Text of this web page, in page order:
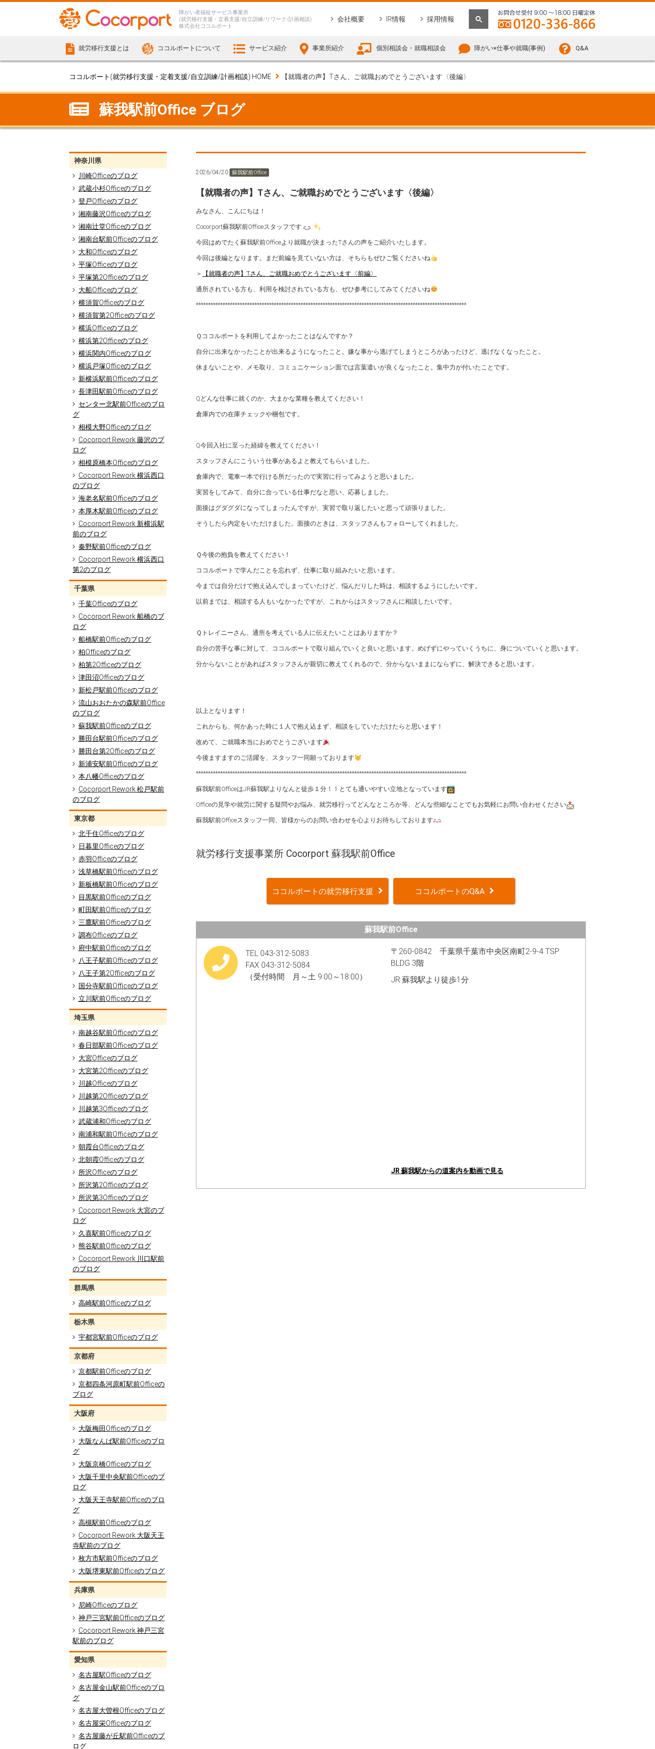
障がい者福祉サービス事業所
(就労移行支援・定着支援/自立訓練/リワーク/計画相談)
株式会社ココルポート
会社概要 IR情報 採用情報
就労移行支援とは ココルポートについて サービス紹介 事業所紹介 個別相談会・就職相談会 障がい×仕事や就職(事例) Q&A
ココルポート(就労移行支援・定着支援/自立訓練/計画相談) HOME 【就職者の声】Tさん、ご就職おめでとうございます〈後編〉
蘇我駅前Office ブログ
神奈川県
川崎Officeのブログ
武蔵小杉Officeのブログ
登戸Officeのブログ
湘南藤沢Officeのブログ
湘南辻堂Officeのブログ
湘南台駅前Officeのブログ
大和Officeのブログ
平塚Officeのブログ
平塚第2Officeのブログ
大船Officeのブログ
横須賀Officeのブログ
横須賀第2Officeのブログ
横浜Officeのブログ
横浜第2Officeのブログ
横浜関内Officeのブログ
横浜戸塚Officeのブログ
新横浜駅前Officeのブログ
長津田駅前Officeのブログ
センター北駅前Officeのブロ
グ
相模大野Officeのブログ
Cocorport Rework 藤沢のブ
ログ
相模原橋本Officeのブログ
Cocorport Rework 横浜西口
のブログ
海老名駅前Officeのブログ
本厚木駅前Officeのブログ
Cocorport Rework 新横浜駅
前のブログ
秦野駅前Officeのブログ
Cocorport Rework 横浜西口
第2のブログ
千葉県
千葉Officeのブログ
Cocorport Rework 船橋のブ
ログ
船橋駅前Officeのブログ
柏Officeのブログ
柏第2Officeのブログ
津田沼Officeのブログ
新松戸駅前Officeのブログ
流山おおたかの森駅前Office
のブログ
蘇我駅前Officeのブログ
勝田台駅前Officeのブログ
勝田台第2Officeのブログ
新浦安駅前Officeのブログ
本八幡Officeのブログ
Cocorport Rework 松戸駅前
のブログ
東京都
北千住Officeのブログ
日暮里Officeのブログ
赤羽Officeのブログ
浅草橋駅前Officeのブログ
新板橋駅前Officeのブログ
目黒駅前Officeのブログ
町田駅前Officeのブログ
三鷹駅前Officeのブログ
調布Officeのブログ
府中駅前Officeのブログ
八王子駅前Officeのブログ
八王子第2Officeのブログ
国分寺駅前Officeのブログ
立川駅前Officeのブログ
埼玉県
南越谷駅前Officeのブログ
春日部駅前Officeのブログ
大宮Officeのブログ
大宮第2Officeのブログ
川越Officeのブログ
川越第2Officeのブログ
川越第3Officeのブログ
武蔵浦和Officeのブログ
南浦和駅前Officeのブログ
朝霞台Officeのブログ
北朝霞Officeのブログ
所沢Officeのブログ
所沢第2Officeのブログ
所沢第3Officeのブログ
Cocorport Rework 大宮のブ
ログ
久喜駅前Officeのブログ
熊谷駅前Officeのブログ
Cocorport Rework 川口駅前
のブログ
群馬県
高崎駅前Officeのブログ
栃木県
宇都宮駅前Officeのブログ
京都府
京都駅前Officeのブログ
京都四条河原町駅前Officeの
ブログ
大阪府
大阪梅田Officeのブログ
大阪なんば駅前Officeのブロ
グ
大阪京橋Officeのブログ
大阪千里中央駅前Officeのブ
ログ
大阪天王寺駅前Officeのブロ
グ
高槻駅前Officeのブログ
Cocorport Rework 大阪天王
寺駅前のブログ
枚方市駅前Officeのブログ
大阪堺東駅前Officeのブログ
兵庫県
尼崎Officeのブログ
神戸三宮駅前Officeのブログ
Cocorport Rework 神戸三宮
駅前のブログ
愛知県
名古屋駅Officeのブログ
名古屋金山駅前Officeのブロ
グ
名古屋大曽根Officeのブログ
名古屋栄Officeのブログ
名古屋藤が丘駅前Officeのブ
ログ
2026/04/20 蘇我駅前Office
【就職者の声】Tさん、ご就職おめでとうございます〈後編〉
みなさん、こんにちは！
Cocorport蘇我駅前Officeスタッフです
今回はめでたく蘇我駅前Officeより就職が決まったTさんの声をご紹介いたします。
今回は後編となります。まだ前編を見ていない方は、そちらもぜひご覧くださいね
＞ 【就職者の声】Tさん、ご就職おめでとうございます〈前編〉
通所されている方も、利用を検討されている方も、ぜひ参考にしてみてくださいね
***************************************************************************************************************
Ｑココルポートを利用してよかったことはなんですか？
自分に出来なかったことが出来るようになったこと。嫌な事から逃げてしまうところがあったけど、逃げなくなったこと。
休まないことや、メモ取り、コミュニケーション面では言葉遣いが良くなったこと。集中力が付いたことです。
Qどんな仕事に就くのか、大まかな業種を教えてください！
倉庫内での在庫チェックや梱包です。
Q今回入社に至った経緯を教えてください！
スタッフさんにこういう仕事があるよと教えてもらいました。
倉庫内で、電車一本で行ける所だったので実習に行ってみようと思いました。
実習をしてみて、自分に合っている仕事だなと思い、応募しました。
面接はグダグダになってしまったんですが、実習で取り返したいと思って頑張りました。
そうしたら内定をいただけました。面接のときは、スタッフさんもフォローしてくれました。
Ｑ今後の抱負を教えてください！
ココルポートで学んだことを忘れず、仕事に取り組みたいと思います。
今までは自分だけで抱え込んでしまっていたけど、悩んだりした時は、相談するようにしたいです。
以前までは、相談する人もいなかったですが、これからはスタッフさんに相談したいです。
Ｑトレイニーさん、通所を考えている人に伝えたいことはありますか？
自分の苦手な事に対して、ココルポートで取り組んでいくと良いと思います。めげずにやっていくうちに、身についていくと思います。
分からないことがあればスタッフさんが親切に教えてくれるので、分からないままにならずに、解決できると思います。
以上となります！
これからも、何かあった時に１人で抱え込まず、相談をしていただけたらと思います！
改めて、ご就職本当におめでとうございます
今後ますますのご活躍を、スタッフ一同願っております
***************************************************************************************************************
蘇我駅前OfficeはJR蘇我駅よりなんと徒歩１分！！とても通いやすい立地となっています
Officeの見学や就労に関する疑問やお悩み、就労移行ってどんなところか等、どんな些細なことでもお気軽にお問い合わせください
蘇我駅前Officeスタッフ一同、皆様からのお問い合わせを心よりお待ちしております
就労移行支援事業所 Cocorport 蘇我駅前Office
ココルポートの就労移行支援 ココルポートのQ&A
蘇我駅前Office
TEL 043-312-5083
FAX 043-312-5084
（受付時間 月～土 9:00～18:00）
〒260-0842 千葉県千葉市中央区南町2-9-4 TSP
BLDG 3階
JR 蘇我駅より徒歩1分
JR 蘇我駅からの道案内を動画で見る